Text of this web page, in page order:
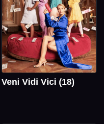
Veni Vidi Vici (18)